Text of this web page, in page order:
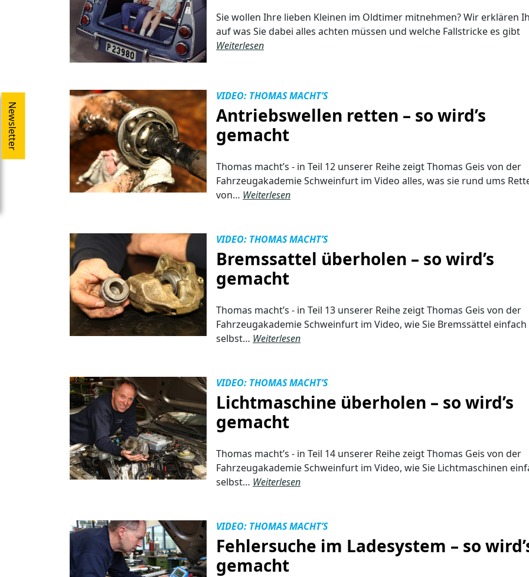
Newsletter
Sie wollen Ihre lieben Kleinen im Oldtimer mitnehmen? Wir erklären
auf was Sie dabei alles achten müssen und welche Fallstricke es gibt
Weiterlesen
VIDEO: THOMAS MACHT’S
Antriebswellen retten – so wird’s
gemacht
Thomas macht’s - in Teil 12 unserer Reihe zeigt Thomas Geis von der
Fahrzeugakademie Schweinfurt im Video alles, was sie rund ums
von… Weiterlesen
VIDEO: THOMAS MACHT’S
Bremssattel überholen – so wird’s
gemacht
Thomas macht’s - in Teil 13 unserer Reihe zeigt Thomas Geis von der
Fahrzeugakademie Schweinfurt im Video, wie Sie Bremssättel einfach
selbst… Weiterlesen
VIDEO: THOMAS MACHT’S
Lichtmaschine überholen – so wird’s
gemacht
Thomas macht’s - in Teil 14 unserer Reihe zeigt Thomas Geis von der
Fahrzeugakademie Schweinfurt im Video, wie Sie Lichtmaschinen
selbst… Weiterlesen
VIDEO: THOMAS MACHT’S
Fehlersuche im Ladesystem – so
gemacht